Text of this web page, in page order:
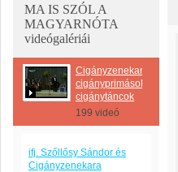
MA IS SZÓL A
MAGYARNÓTA
videógalériái
Cigányzenekarok-
cigányprimások-
cigánytáncok
199 videó
ifj. Szőllősy Sándor és
Cigányzenekara